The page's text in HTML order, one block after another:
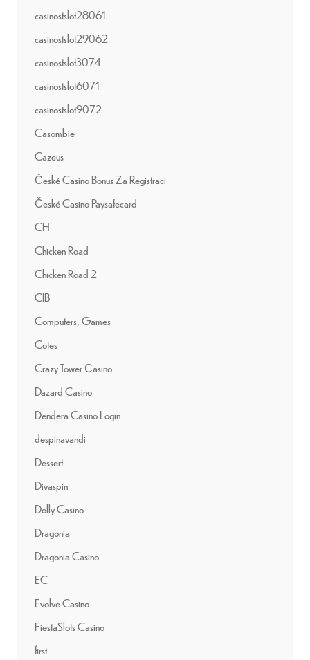
casinostslot28061
casinostslot29062
casinostslot3074
casinostslot6071
casinostslot9072
Casombie
Cazeus
České Casino Bonus Za Registraci
České Casino Paysafecard
CH
Chicken Road
Chicken Road 2
CIB
Computers, Games
Cotes
Crazy Tower Сasino
Dazard Casino
Dendera Casino Login
despinavandi
Dessert
Divaspin
Dolly Casino
Dragonia
Dragonia Casino
EC
Evolve Casino
FiestaSlots Casino
first